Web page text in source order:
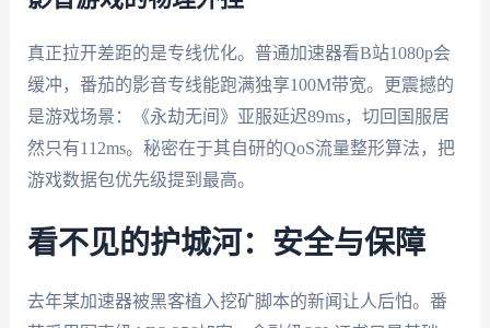
真正拉开差距的是专线优化。普通加速器看B站1080p会
缓冲，番茄的影音专线能跑满独享100M带宽。更震撼的
是游戏场景：《永劫无间》亚服延迟89ms，切回国服居
然只有112ms。秘密在于其自研的QoS流量整形算法，把
游戏数据包优先级提到最高。
看不见的护城河：安全与保障
去年某加速器被黑客植入挖矿脚本的新闻让人后怕。番